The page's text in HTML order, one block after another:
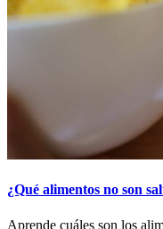
¿Qué alimentos no son
Aprende cuáles son los